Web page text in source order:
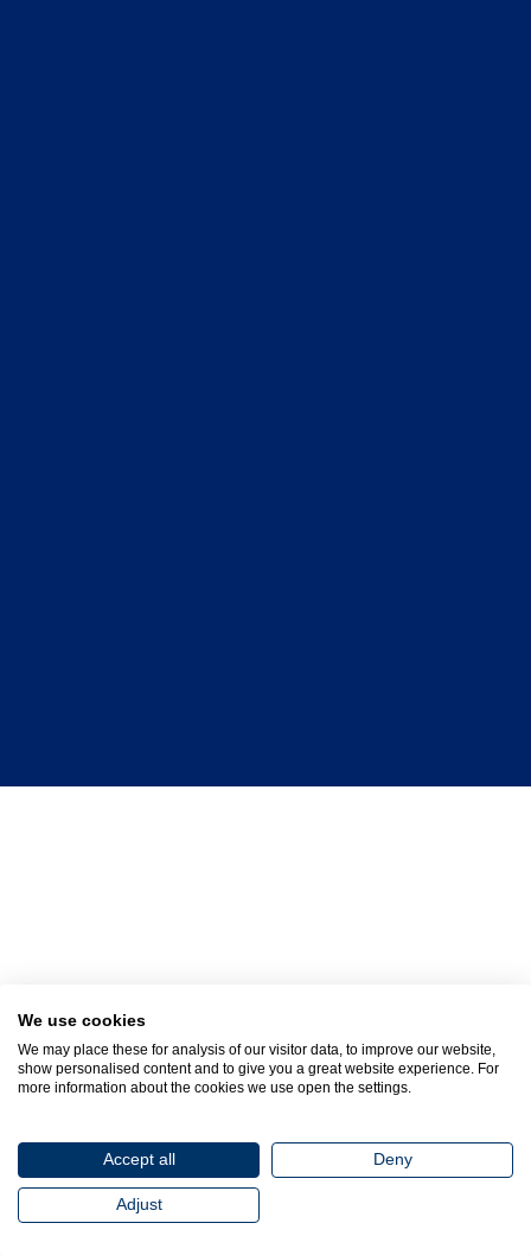
We use cookies
We may place these for analysis of our visitor data, to improve our website,
show personalised content and to give you a great website experience. For
more information about the cookies we use open the settings.
Accept all Deny
Adjust